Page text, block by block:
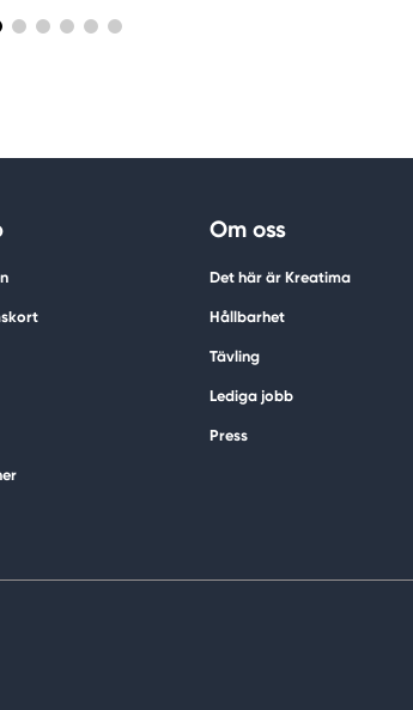
Om oss
Det här är Kreatima
Hållbarhet
Tävling
Lediga jobb
Press